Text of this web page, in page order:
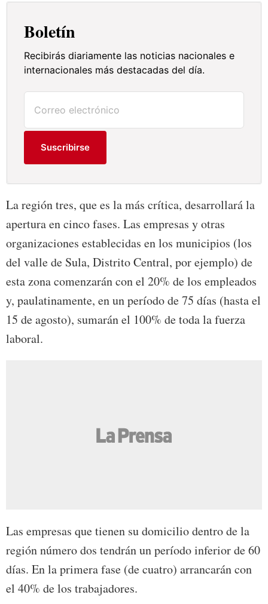
Boletín
Recibirás diariamente las noticias nacionales e
internacionales más destacadas del día.
Suscribirse
La región tres, que es la más crítica, desarrollará la
apertura en cinco fases. Las empresas y otras
organizaciones establecidas en los municipios (los
del valle de Sula, Distrito Central, por ejemplo) de
esta zona comenzarán con el 20% de los empleados
y, paulatinamente, en un período de 75 días (hasta el
15 de agosto), sumarán el 100% de toda la fuerza
laboral.
Las empresas que tienen su domicilio dentro de la
región número dos tendrán un período inferior de 60
días. En la primera fase (de cuatro) arrancarán con
el 40% de los trabajadores.